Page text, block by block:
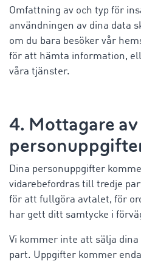
Omfattning av och typ för
användningen av dina data
om du bara besöker vår
för att hämta information,
våra tjänster.
4. Mottagare av
Dina personuppgifter
vidarebefordras till tredje
för att fullgöra avtalet, för
har gett ditt samtycke i
Vi kommer inte att sälja
part. Uppgifter kommer